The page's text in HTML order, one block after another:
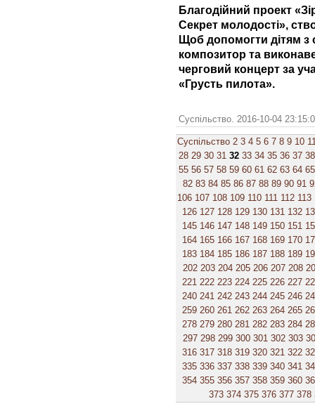
Благодійний проект
Секрет молодості»,
Щоб допомогти дітям
композитор та
черговий концерт за
«Грусть пилота».
Суспільство. 2016-10-04
Суспільство 2 3 4 5 6 7 8 9 10
28 29 30 31 32 33 34 35 36 37 38
55 56 57 58 59 60 61 62 63 64 65
82 83 84 85 86 87 88 89 90 91
106 107 108 109 110 111 112 113
126 127 128 129 130 131 132
145 146 147 148 149 150 151
164 165 166 167 168 169 170
183 184 185 186 187 188 189
202 203 204 205 206 207 208
221 222 223 224 225 226 227
240 241 242 243 244 245 246
259 260 261 262 263 264 265
278 279 280 281 282 283 284
297 298 299 300 301 302 303
316 317 318 319 320 321 322
335 336 337 338 339 340 341
354 355 356 357 358 359 360
373 374 375 376 377 378